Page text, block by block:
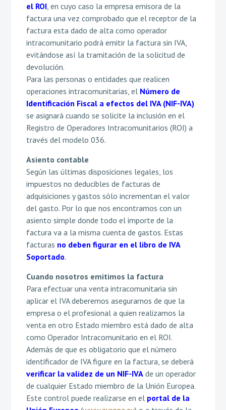
el ROI, en cuyo caso la empresa emisora de la
factura una vez comprobado que el receptor de la
factura esta dado de alta como operador
intracomunitario podrá emitir la factura sin IVA,
evitándose así la tramitación de la solicitud de
devolución.
Para las personas o entidades que realicen
operaciones intracomunitarias, el Número de
Identificación Fiscal a efectos del IVA (NIF-IVA)
se asignará cuando se solicite la inclusión en el
Registro de Operadores Intracomunitarios (ROI) a
través del modelo 036.
Asiento contable
Según las últimas disposiciones legales, los
impuestos no deducibles de facturas de
adquisiciones y gastos sólo incrementan el valor
del gasto. Por lo que nos encontramos con un
asiento simple donde todo el importe de la
factura va a la misma cuenta de gastos. Estas
facturas no deben figurar en el libro de IVA
Soportado.
Cuando nosotros emitimos la factura
Para efectuar una venta intracomunitaria sin
aplicar el IVA deberemos asegurarnos de que la
empresa o el profesional a quien realizamos la
venta en otro Estado miembro está dado de alta
como Operador Intracomunitario en el ROI.
Además de que es obligatorio que el número
identificador de IVA figure en la factura, se deberá
verificar la validez de un NIF-IVAde un operador
de cualquier Estado miembro de la Unión Europea.
Este control puede realizarse en el portal de la